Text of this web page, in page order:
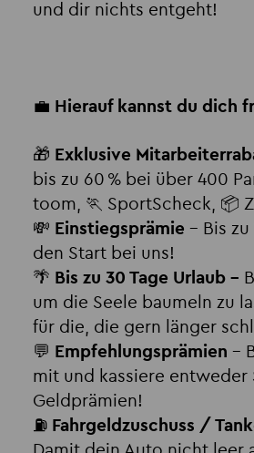
und dir nichts entgeht!
💼 Hierauf kannst du dich
🎁 Exklusive
bis zu 60 % bei über 400
toom, 🏃 SportScheck, 📦
💸 Einstiegsprämie – Bis
den Start bei uns!
🌴 Bis zu 30 Tage Urlaub -
um die Seele baumeln zu
für die, die gern länger
💬 Empfehlungsprämien –
mit und kassiere entweder
Geldprämien!
⛽ Fahrgeldzuschuss /